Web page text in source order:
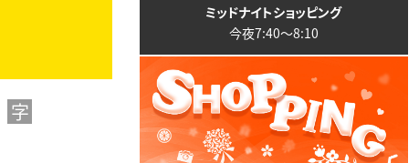
字
ミッドナイトショッピング
今夜7:40〜8:10